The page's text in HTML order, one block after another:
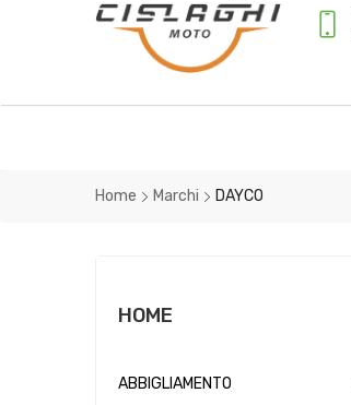
Home Marchi DAYCO
HOME
ABBIGLIAMENTO